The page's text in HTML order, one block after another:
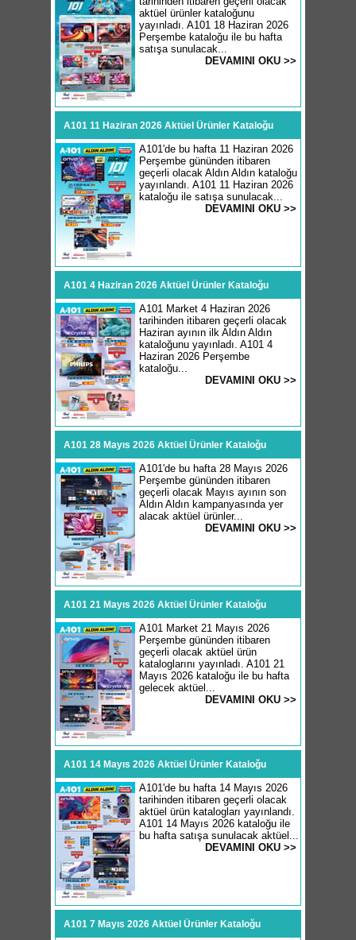
aktüel ürünler kataloğunu
yayınladı. A101 18 Haziran 2026
Perşembe kataloğu ile bu hafta
satışa sunulacak...
DEVAMINI OKU >>
A101 11 Haziran 2026 Aktüel Ürünler Kataloğu
A101'de bu hafta 11 Haziran 2026
Perşembe gününden itibaren
geçerli olacak Aldın Aldın kataloğu
yayınlandı. A101 11 Haziran 2026
kataloğu ile satışa sunulacak...
DEVAMINI OKU >>
A101 4 Haziran 2026 Aktüel Ürünler Kataloğu
A101 Market 4 Haziran 2026
tarihinden itibaren geçerli olacak
Haziran ayının ilk Aldın Aldın
kataloğunu yayınladı. A101 4
Haziran 2026 Perşembe
kataloğu...
DEVAMINI OKU >>
A101 28 Mayıs 2026 Aktüel Ürünler Kataloğu
A101'de bu hafta 28 Mayıs 2026
Perşembe gününden itibaren
geçerli olacak Mayıs ayının son
Aldın Aldın kampanyasında yer
alacak aktüel ürünler...
DEVAMINI OKU >>
A101 21 Mayıs 2026 Aktüel Ürünler Kataloğu
A101 Market 21 Mayıs 2026
Perşembe gününden itibaren
geçerli olacak aktüel ürün
kataloglarını yayınladı. A101 21
Mayıs 2026 kataloğu ile bu hafta
gelecek aktüel...
DEVAMINI OKU >>
A101 14 Mayıs 2026 Aktüel Ürünler Kataloğu
A101'de bu hafta 14 Mayıs 2026
tarihinden itibaren geçerli olacak
aktüel ürün katalogları yayınlandı.
A101 14 Mayıs 2026 kataloğu ile
bu hafta satışa sunulacak aktüel...
DEVAMINI OKU >>
A101 7 Mayıs 2026 Aktüel Ürünler Kataloğu